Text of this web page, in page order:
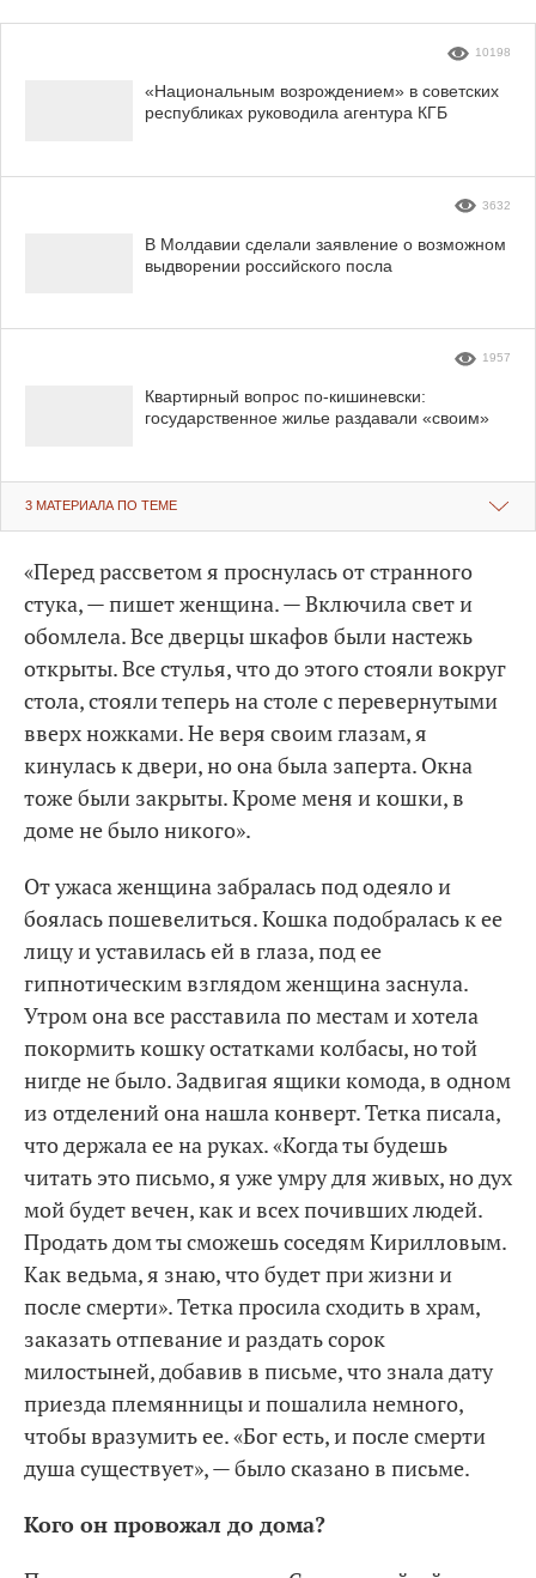
«Национальным возрождением» в советских
республиках руководила агентура КГБ
10198
В Молдавии сделали заявление о возможном
выдворении российского посла
3632
Квартирный вопрос по-кишиневски:
государственное жилье раздавали «своим»
1957
3 МАТЕРИАЛА ПО ТЕМЕ
«Перед рассветом я проснулась от странного
стука, — пишет женщина. — Включила свет и
обомлела. Все дверцы шкафов были настежь
открыты. Все стулья, что до этого стояли вокруг
стола, стояли теперь на столе с перевернутыми
вверх ножками. Не веря своим глазам, я
кинулась к двери, но она была заперта. Окна
тоже были закрыты. Кроме меня и кошки, в
доме не было никого».
От ужаса женщина забралась под одеяло и
боялась пошевелиться. Кошка подобралась к ее
лицу и уставилась ей в глаза, под ее
гипнотическим взглядом женщина заснула.
Утром она все расставила по местам и хотела
покормить кошку остатками колбасы, но той
нигде не было. Задвигая ящики комода, в одном
из отделений она нашла конверт. Тетка писала,
что держала ее на руках. «Когда ты будешь
читать это письмо, я уже умру для живых, но дух
мой будет вечен, как и всех почивших людей.
Продать дом ты сможешь соседям Кирилловым.
Как ведьма, я знаю, что будет при жизни и
после смерти». Тетка просила сходить в храм,
заказать отпевание и раздать сорок
милостыней, добавив в письме, что знала дату
приезда племянницы и пошалила немного,
чтобы вразумить ее. «Бог есть, и после смерти
душа существует», — было сказано в письме.
Кого он провожал до дома?